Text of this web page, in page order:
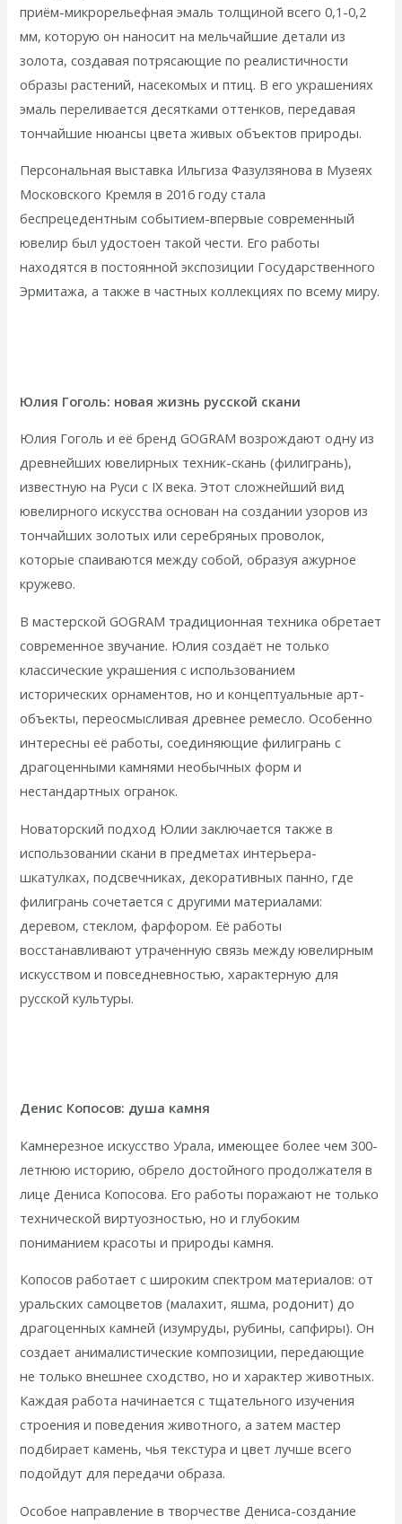
приём-микрорельефная эмаль толщиной всего 0,1-0,2
мм, которую он наносит на мельчайшие детали из
золота, создавая потрясающие по реалистичности
образы растений, насекомых и птиц. В его украшениях
эмаль переливается десятками оттенков, передавая
тончайшие нюансы цвета живых объектов природы.
Персональная выставка Ильгиза Фазулзянова в Музеях
Московского Кремля в 2016 году стала
беспрецедентным событием-впервые современный
ювелир был удостоен такой чести. Его работы
находятся в постоянной экспозиции Государственного
Эрмитажа, а также в частных коллекциях по всему миру.
Юлия Гоголь: новая жизнь русской скани
Юлия Гоголь и её бренд GOGRAM возрождают одну из
древнейших ювелирных техник-скань (филигрань),
известную на Руси с IX века. Этот сложнейший вид
ювелирного искусства основан на создании узоров из
тончайших золотых или серебряных проволок,
которые спаиваются между собой, образуя ажурное
кружево.
В мастерской GOGRAM традиционная техника обретает
современное звучание. Юлия создаёт не только
классические украшения с использованием
исторических орнаментов, но и концептуальные арт-
объекты, переосмысливая древнее ремесло. Особенно
интересны её работы, соединяющие филигрань с
драгоценными камнями необычных форм и
нестандартных огранок.
Новаторский подход Юлии заключается также в
использовании скани в предметах интерьера-
шкатулках, подсвечниках, декоративных панно, где
филигрань сочетается с другими материалами:
деревом, стеклом, фарфором. Её работы
восстанавливают утраченную связь между ювелирным
искусством и повседневностью, характерную для
русской культуры.
Денис Копосов: душа камня
Камнерезное искусство Урала, имеющее более чем 300-
летнюю историю, обрело достойного продолжателя в
лице Дениса Копосова. Его работы поражают не только
технической виртуозностью, но и глубоким
пониманием красоты и природы камня.
Копосов работает с широким спектром материалов: от
уральских самоцветов (малахит, яшма, родонит) до
драгоценных камней (изумруды, рубины, сапфиры). Он
создает анималистические композиции, передающие
не только внешнее сходство, но и характер животных.
Каждая работа начинается с тщательного изучения
строения и поведения животного, а затем мастер
подбирает камень, чья текстура и цвет лучше всего
подойдут для передачи образа.
Особое направление в творчестве Дениса-создание